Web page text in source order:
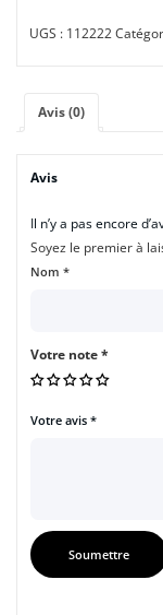
UGS : 112222
Avis (0)
Avis
Il n’y a pas encore
Soyez le premier à
Nom *
Votre note*
Votre avis *